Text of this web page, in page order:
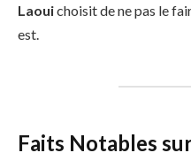
Laouichoisit de ne pas le
est.
Faits Notables